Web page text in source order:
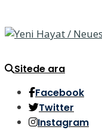
Sitede ara
Facebook
Twitter
Instagram